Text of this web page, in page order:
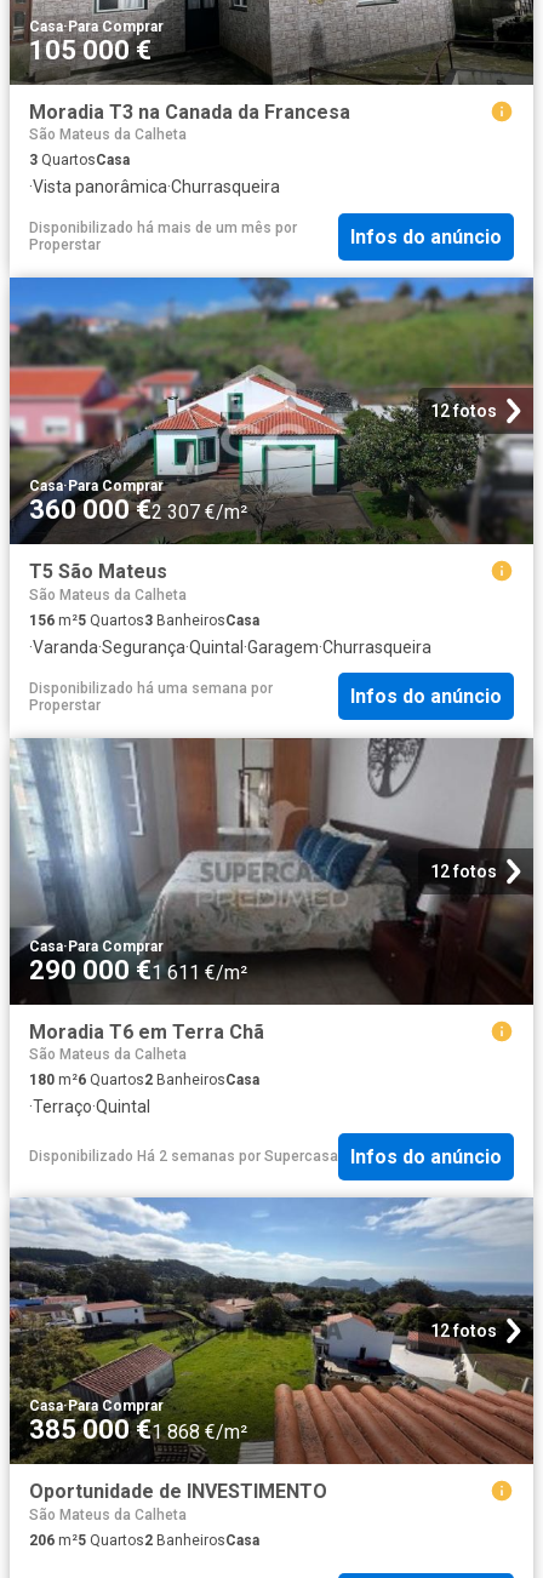
Casa·Para Comprar
105 000 €
Moradia T3 na Canada da Francesa
São Mateus da Calheta
3 QuartosCasa
·Vista panorâmica·Churrasqueira
Disponibilizado há mais de um mês por
Properstar
Infos do anúncio
12 fotos
Casa·Para Comprar
360 000 €2 307 €/m²
T5 São Mateus
São Mateus da Calheta
156 m²5 Quartos3 BanheirosCasa
·Varanda·Segurança·Quintal ·Garagem·Churrasqueira
Disponibilizado há uma semana por
Properstar
Infos do anúncio
12 fotos
Casa·Para Comprar
290 000 €1 611 €/m²
Moradia T6 em Terra Chã
São Mateus da Calheta
180 m²6 Quartos2 BanheirosCasa
·Terraço·Quintal
Disponibilizado Há 2 semanas por Supercasa Infos do anúncio
12 fotos
Casa·Para Comprar
385 000 €1 868 €/m²
Oportunidade de INVESTIMENTO
São Mateus da Calheta
206 m²5 Quartos2 BanheirosCasa